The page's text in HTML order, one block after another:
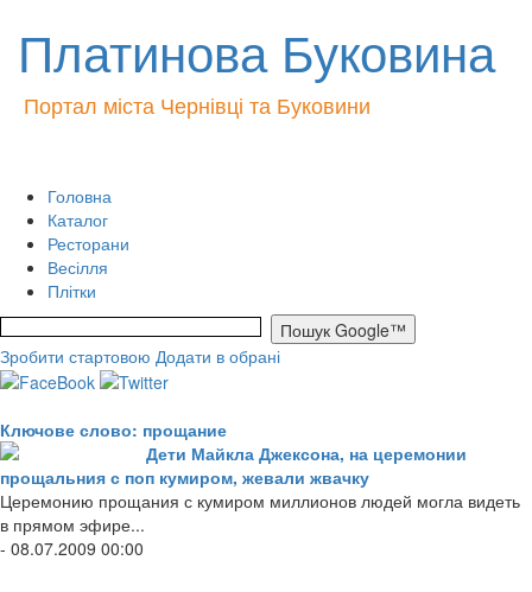
Платинова Буковина
Портал міста Чернівці та Буковини
Головна
Каталог
Ресторани
Весілля
Плітки
Зробити стартовою Додати в обрані
Ключове слово: прощание
Дети Майкла Джексона, на церемонии
прощальния с поп кумиром, жевали жвачку
Церемонию прощания с кумиром миллионов людей могла видеть
в прямом эфире...
- 08.07.2009 00:00